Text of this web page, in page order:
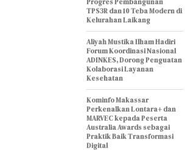
TPS3R dan 10 Teba Modern di
Kelurahan Laikang
Aliyah Mustika Ilham Hadiri
Forum Koordinasi Nasional
ADINKES, Dorong Penguatan
Kolaborasi Layanan
Kesehatan
Kominfo Makassar
Perkenalkan Lontara+ dan
MARVEC kepada Peserta
Australia Awards sebagai
Praktik Baik Transformasi
Digital